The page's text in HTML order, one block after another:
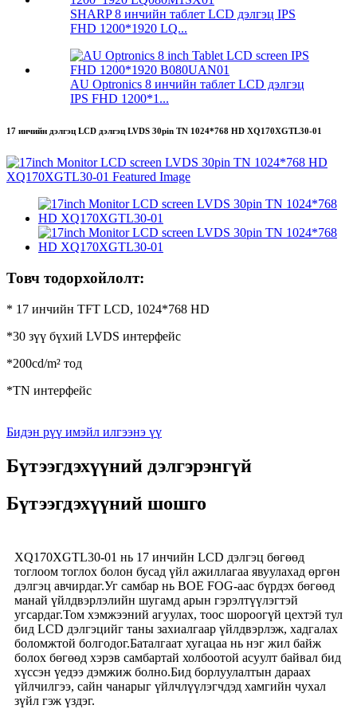
SHARP 8 инчийн таблет LCD дэлгэц IPS
FHD 1200*1920 LQ...
AU Optronics 8 инчийн таблет LCD дэлгэц
IPS FHD 1200*1...
17 инчийн дэлгэц LCD дэлгэц LVDS 30pin TN 1024*768 HD XQ170XGTL30-01
Товч тодорхойлолт:
* 17 инчийн TFT LCD, 1024*768 HD
*30 зүү бүхий LVDS интерфейс
*200cd/m² тод
*TN интерфейс
Бидэн рүү имэйл илгээнэ үү
Бүтээгдэхүүний дэлгэрэнгүй
Бүтээгдэхүүний шошго
XQ170XGTL30-01 нь 17 инчийн LCD дэлгэц бөгөөд
тоглоом тоглох болон бусад үйл ажиллагаа явуулахад өргөн
дэлгэц авчирдаг.Уг самбар нь BOE FOG-аас бүрдэх бөгөөд
манай үйлдвэрлэлийн шугамд арын гэрэлтүүлэгтэй
угсардаг.Том хэмжээний агуулах, тоос шороогүй цехтэй тул
бид LCD дэлгэцийг таны захиалгаар үйлдвэрлэж, хадгалах
боломжтой болгодог.Баталгаат хугацаа нь нэг жил байж
болох бөгөөд хэрэв самбартай холбоотой асуулт байвал бид
хүссэн үедээ дэмжиж болно.Бид борлуулалтын дараах
үйлчилгээ, сайн чанарыг үйлчлүүлэгчдэд хамгийн чухал
зүйл гэж үздэг.